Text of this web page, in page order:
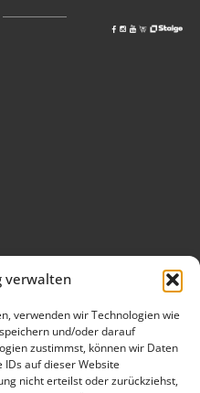
verwalten
verwenden wir Technologien wie
und/oder darauf
zustimmst, können wir Daten
auf dieser Website
nicht erteilst oder zurückziehst,